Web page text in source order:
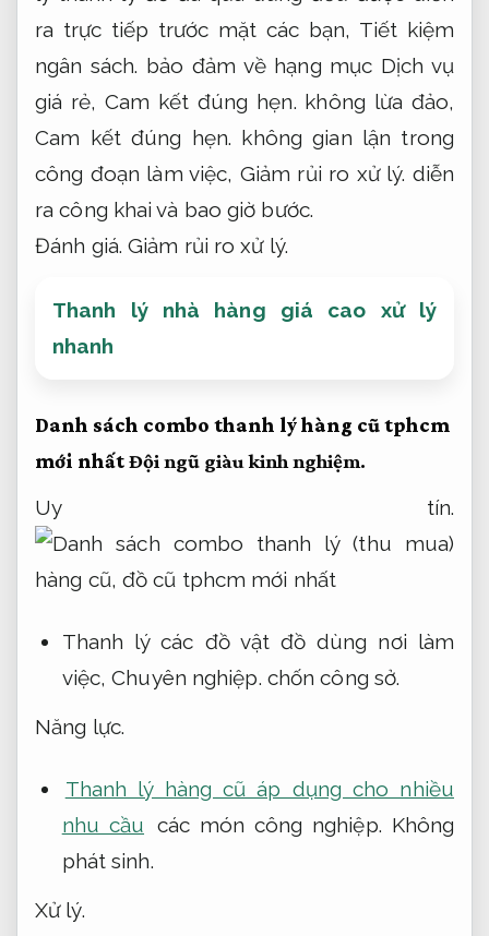
ra trực tiếp trước mặt các bạn, Tiết kiệm
ngân sách. bảo đảm về hạng mục Dịch vụ
giá rẻ,Cam kết đúng hẹn. không lừa đảo,
Cam kết đúng hẹn. không gian lận trong
công đoạn làm việc, Giảm rủi ro xử lý. diễn
ra công khai và bao giờ bước.
Đánh giá. Giảm rủi ro xử lý.
Thanh lý nhà hàng giá cao xử lý
nhanh
Danh sách combo thanh lý hàng cũ tphcm
mới nhấtĐội ngũ giàu kinh nghiệm.
Uy tín.
Thanh lý các đồ vật đồ dùng nơi làm
việc,Chuyên nghiệp. chốn công sở.
Năng lực.
Thanh lý hàng cũ áp dụng cho nhiều
nhu cầu các món công nghiệp. Không
phát sinh.
Xử lý.